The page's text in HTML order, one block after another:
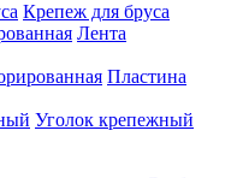
Крепеж для бруса
Лента
Пластина
Уголок крепежный